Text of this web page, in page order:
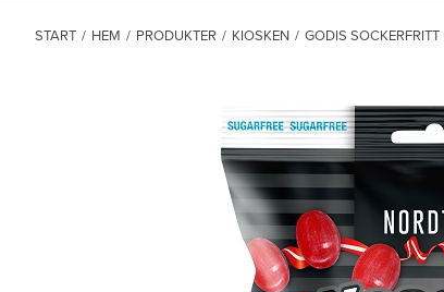
START / HEM / PRODUKTER / KIOSKEN / GODIS SOCKERFRITT